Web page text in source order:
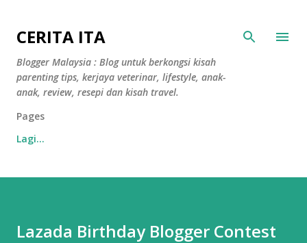
CERITA ITA
Blogger Malaysia : Blog untuk berkongsi kisah
parenting tips, kerjaya veterinar, lifestyle, anak-
anak, review, resepi dan kisah travel.
Pages
Lagi…
Lazada Birthday Blogger Contest